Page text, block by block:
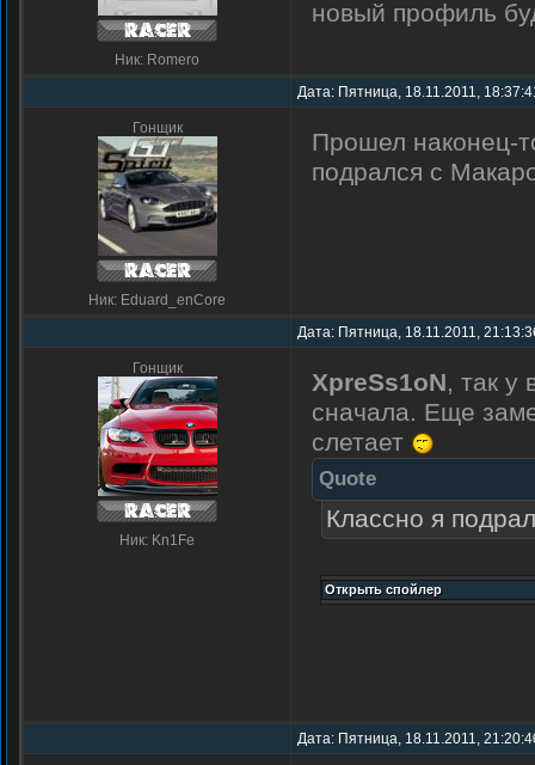
Ник: Romero
новый профиль
Дата: Пятница, 18.11.2011,
Гонщик
Ник: Eduard_enCore
Прошел наконец-
подрался с
Дата: Пятница, 18.11.2011,
Гонщик
Ник: Kn1Fe
XpreSs1oN, так у
сначала. Еще
слетает
Quote
Классно я
Дата: Пятница, 18.11.2011,